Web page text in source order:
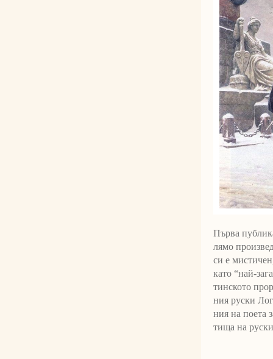
Първа
ля­­мо
си е
като “най-
тинското
ния руски
ния на поета
тища на